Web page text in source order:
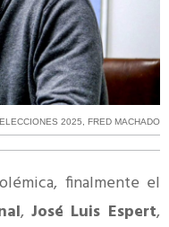
ELECCIONES 2025, FRED MACHADO
finalmente el
, José Luis Espert,